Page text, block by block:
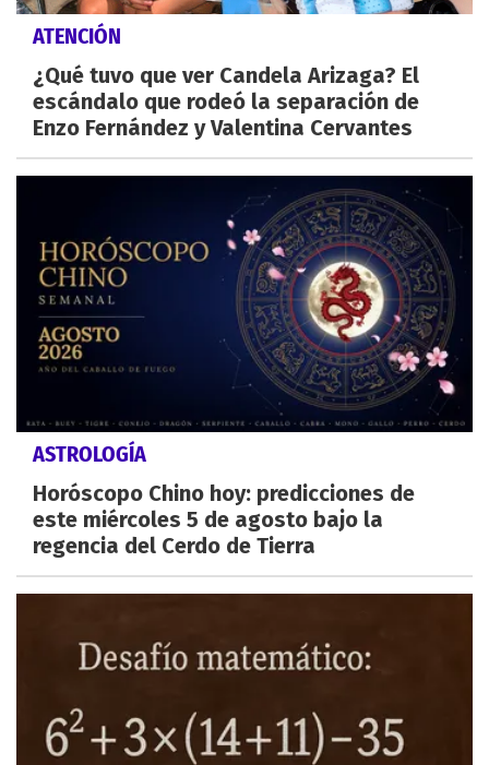
ATENCIÓN
¿Qué tuvo que ver Candela Arizaga? El
escándalo que rodeó la separación de
Enzo Fernández y Valentina Cervantes
ASTROLOGÍA
Horóscopo Chino hoy: predicciones de
este miércoles 5 de agosto bajo la
regencia del Cerdo de Tierra